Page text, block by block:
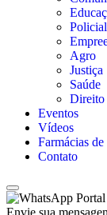
Policial
Agro
Justiça
Saúde
Direito
Eventos
Vídeos
Farmácias
Contato